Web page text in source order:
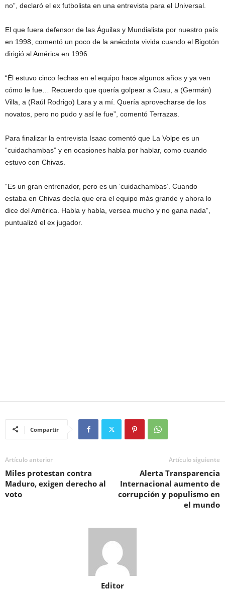
no”, declaró el ex futbolista en una entrevista para el Universal.
El que fuera defensor de las Águilas y Mundialista por nuestro país
en 1998, comentó un poco de la anécdota vivida cuando el Bigotón
dirigió al América en 1996.
“Él estuvo cinco fechas en el equipo hace algunos años y ya ven
cómo le fue… Recuerdo que quería golpear a Cuau, a (Germán)
Villa, a (Raúl Rodrigo) Lara y a mí. Quería aprovecharse de los
novatos, pero no pudo y así le fue”, comentó Terrazas.
Para finalizar la entrevista Isaac comentó que La Volpe es un
“cuidachambas” y en ocasiones habla por hablar, como cuando
estuvo con Chivas.
“Es un gran entrenador, pero es un ‘cuidachambas’. Cuando
estaba en Chivas decía que era el equipo más grande y ahora lo
dice del América. Habla y habla, versea mucho y no gana nada”,
puntualizó el ex jugador.
Compartir
Artículo anterior
Miles protestan contra
Maduro, exigen derecho al
voto
Artículo siguiente
Alerta Transparencia
Internacional aumento de
corrupción y populismo en
el mundo
Editor